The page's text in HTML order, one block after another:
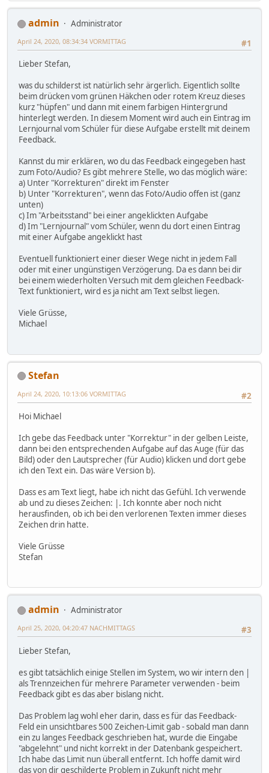
admin
Administrator
#1
April 24, 2020, 08:34:34 VORMITTAG
Lieber Stefan,
was du schilderst ist natürlich sehr ärgerlich. Eigentlich sollte
beim drücken vom grünen Häkchen oder rotem Kreuz dieses
kurz "hüpfen" und dann mit einem farbigen Hintergrund
hinterlegt werden. In diesem Moment wird auch ein Eintrag im
Lernjournal vom Schüler für diese Aufgabe erstellt mit deinem
Feedback.
Kannst du mir erklären, wo du das Feedback eingegeben hast
zum Foto/Audio? Es gibt mehrere Stelle, wo das möglich wäre:
a) Unter "Korrekturen" direkt im Fenster
b) Unter "Korrekturen", wenn das Foto/Audio offen ist (ganz
unten)
c) Im "Arbeitsstand" bei einer angeklickten Aufgabe
d) Im "Lernjournal" vom Schüler, wenn du dort einen Eintrag
mit einer Aufgabe angeklickt hast
Eventuell funktioniert einer dieser Wege nicht in jedem Fall
oder mit einer ungünstigen Verzögerung. Da es dann bei dir
bei einem wiederholten Versuch mit dem gleichen Feedback-
Text funktioniert, wird es ja nicht am Text selbst liegen.
Viele Grüsse,
Michael
Stefan
#2
April 24, 2020, 10:13:06 VORMITTAG
Hoi Michael
Ich gebe das Feedback unter "Korrektur" in der gelben Leiste,
dann bei den entsprechenden Aufgabe auf das Auge (für das
Bild) oder den Lautsprecher (für Audio) klicken und dort gebe
ich den Text ein. Das wäre Version b).
Dass es am Text liegt, habe ich nicht das Gefühl. Ich verwende
ab und zu dieses Zeichen: |. Ich konnte aber noch nicht
herausfinden, ob ich bei den verlorenen Texten immer dieses
Zeichen drin hatte.
Viele Grüsse
Stefan
admin
Administrator
#3
April 25, 2020, 04:20:47 NACHMITTAGS
Lieber Stefan,
es gibt tatsächlich einige Stellen im System, wo wir intern den |
als Trennzeichen für mehrere Parameter verwenden - beim
Feedback gibt es das aber bislang nicht.
Das Problem lag wohl eher darin, dass es für das Feedback-
Feld ein unsichtbares 500 Zeichen-Limit gab - sobald man dann
ein zu langes Feedback geschrieben hat, wurde die Eingabe
"abgelehnt" und nicht korrekt in der Datenbank gespeichert.
Ich habe das Limit nun überall entfernt. Ich hoffe damit wird
das von dir geschilderte Problem in Zukunft nicht mehr